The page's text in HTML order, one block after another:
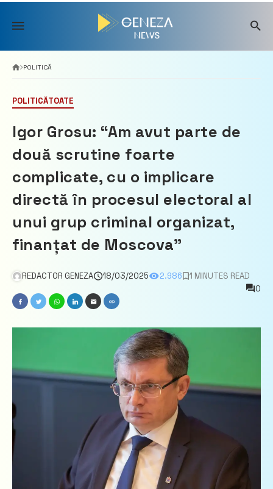
Skip
content
POLITICĂ
POLITICĂTOATE
Igor Grosu: “Am avut parte de
două scrutine foarte
complicate, cu o implicare
directă în procesul electoral al
unui grup criminal organizat,
finanțat de Moscova”
REDACTOR GENEZA 18/03/2025 2.986
1 MINUTES READ
0